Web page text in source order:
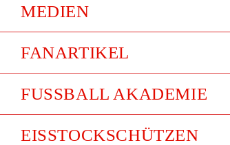
MEDIEN
FANARTIKEL
FUSSBALL AKADEMIE
EISSTOCKSCHÜTZEN